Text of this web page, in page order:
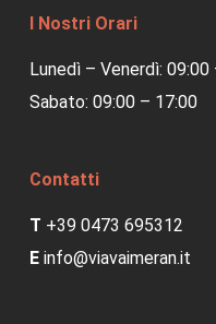
I Nostri Orari
Lunedì – Venerdì: 09:00
Sabato: 09:00 – 17:00
Contatti
T +39 0473 695312
E info@viavaimeran.it